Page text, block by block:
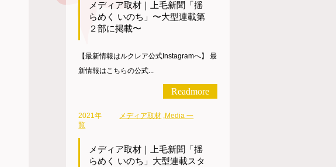
メディア取材｜上毛新聞「揺
らめく いのち」〜大型連載第
２部に掲載〜
【最新情報はルクレア公式Instagramへ】 最
新情報はこちらの公式...
Readmore
2021年 メディア取材 ,Media 一
覧
メディア取材｜上毛新聞「揺
らめく いのち」大型連載スタ